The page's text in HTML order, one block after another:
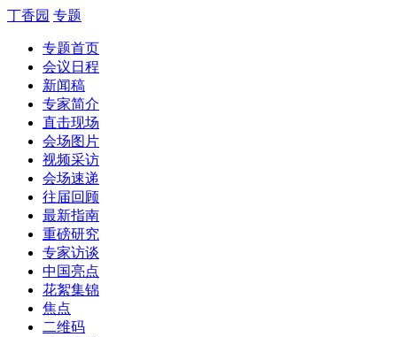
丁香园 专题
专题首页
会议日程
新闻稿
专家简介
直击现场
会场图片
视频采访
会场速递
往届回顾
最新指南
重磅研究
专家访谈
中国亮点
花絮集锦
焦点
二维码